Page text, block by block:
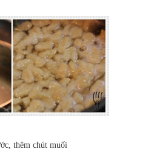
thêm chút muối